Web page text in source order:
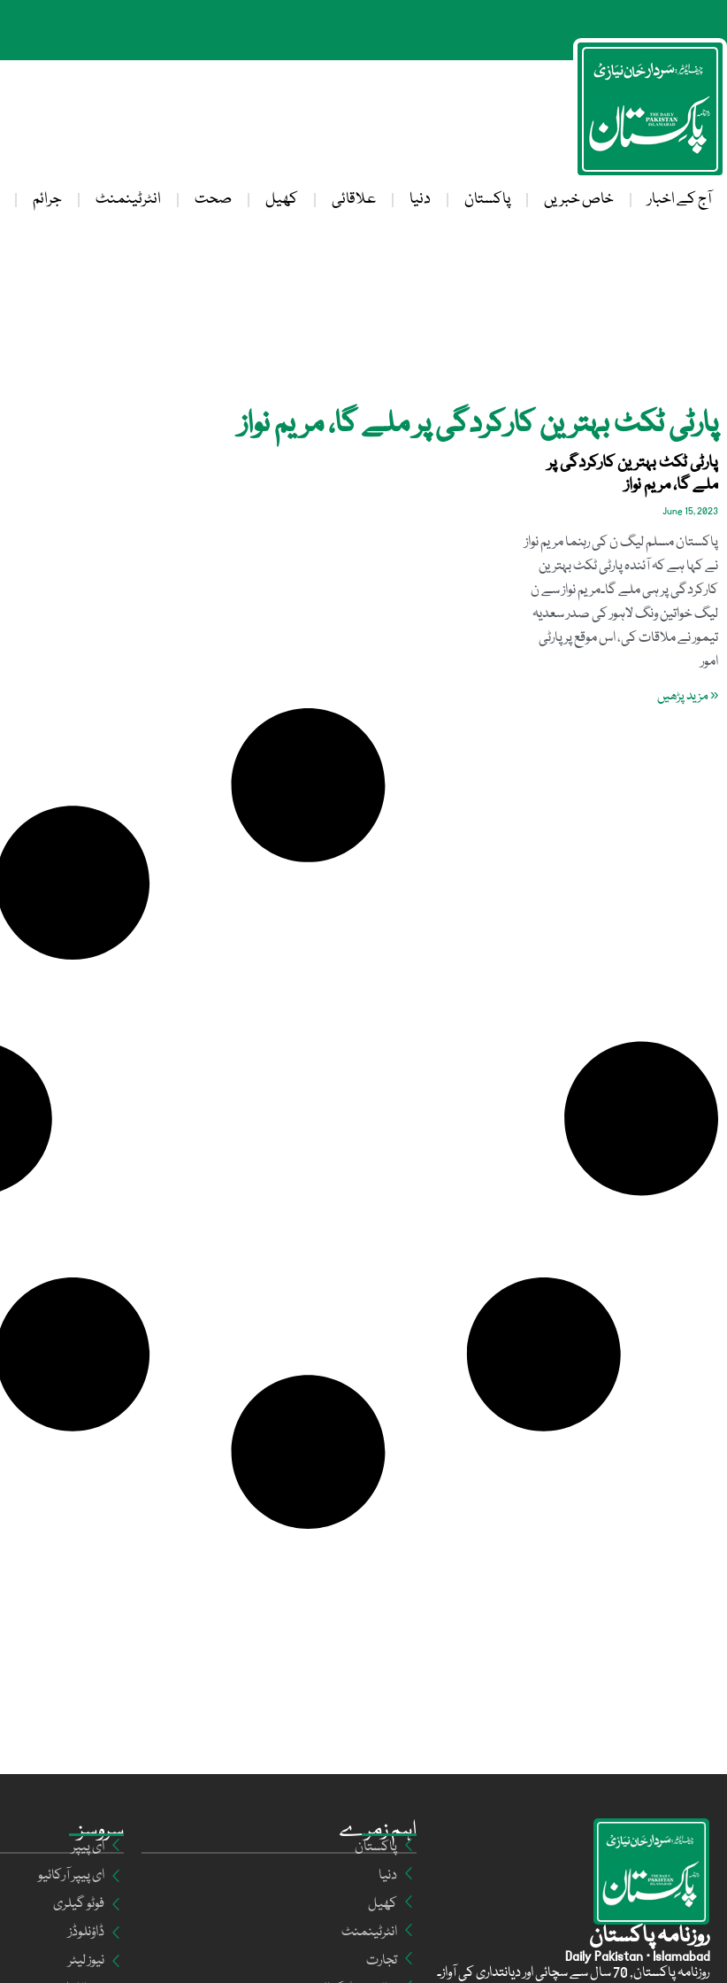
آج کے اخبار خاص خبریں پاکستان دنیا علاقائی کھیل صحت انٹرٹینمنٹ جرائم
پارٹی ٹکٹ بہترین کارکردگی پر ملے گا، مریم نواز
پارٹی ٹکٹ بہترین کارکردگی پر
ملے گا، مریم نواز
June 15, 2023
پاکستان مسلم لیگ ن کی رہنما مریم نواز
نے کہا ہے کہ آئندہ پارٹی ٹکٹ بہترین
کارکردگی پر ہی ملے گا۔مریم نواز سے ن
لیگ خواتین ونگ لاہور کی صدر سعدیہ
تیمور نے ملاقات کی، اس موقع پر پارٹی
امور
« مزید پڑھیں
سروسز
ای پیپر
ای پیپر آرکائیو
فوٹو گیلری
ڈاؤنلوڈز
نیوز لیٹر
اہم زمرے
پاکستان
دنیا
کھیل
انٹرٹینمنٹ
تجارت
روزنامہ پاکستان
Daily Pakistan · Islamabad
روزنامہ پاکستان, 70 سال سے سچائی اور دیانتداری کی آواز۔